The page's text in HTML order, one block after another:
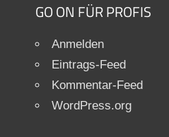
GO ON FÜR PROFIS
Anmelden
Eintrags-Feed
Kommentar-Feed
WordPress.org